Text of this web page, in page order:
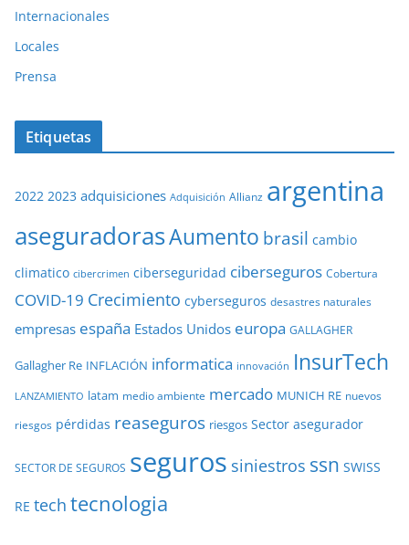
Internacionales
Locales
Prensa
Etiquetas
2022 2023 adquisiciones Adquisición Allianz argentina
aseguradorasAumento brasil cambio
climatico cibercrimen ciberseguridad ciberseguros Cobertura
COVID-19 Crecimiento cyberseguros desastres naturales
empresas españa Estados Unidos europa GALLAGHER
Gallagher Re INFLACIÓN informatica innovación InsurTech
LANZAMIENTO latam medio ambiente mercado MUNICH RE nuevos
riesgos pérdidas reaseguros riesgos Sector asegurador
SECTOR DE SEGUROS seguros siniestros ssn SWISS
RE tech tecnologia